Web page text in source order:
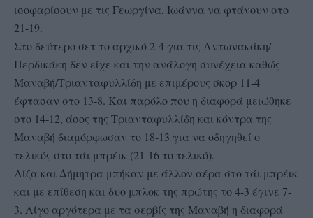
ισοφαρίσουν με τις Γεωργίνα, Ιωάννα να φτάνουν στο
21-19.
Στο δεύτερο σετ το αρχικό 2-4 για τις Αντωνακάκη/
Περδικάκη δεν είχε και την ανάλογη συνέχεια καθώς
Μαναβή/Τριανταφυλλίδη με επιμέρους σκορ 11-4
έφτασαν στο 13-8. Και παρόλο που η διαφορά μειώθηκε
στο 14-12, άσος της Τριανταφυλλίδη και κόντρα της
Μαναβή διαμόρφωσαν το 18-13 για να οδηγηθεί ο
τελικός στο τάι μπρέικ (21-16 το τελικό).
Λίζα και Δήμητρα μπήκαν με άλλον αέρα στο τάι μπρέικ
και με επίθεση και δυο μπλοκ της πρώτης το 4-3 έγινε 7-
3. Λίγο αργότερα με τα σερβίς της Μαναβή η διαφορά